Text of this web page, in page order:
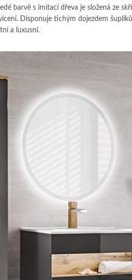
barvě s imitací dřeva je složená ze
Disponuje tichým dojezdem
a luxusní.